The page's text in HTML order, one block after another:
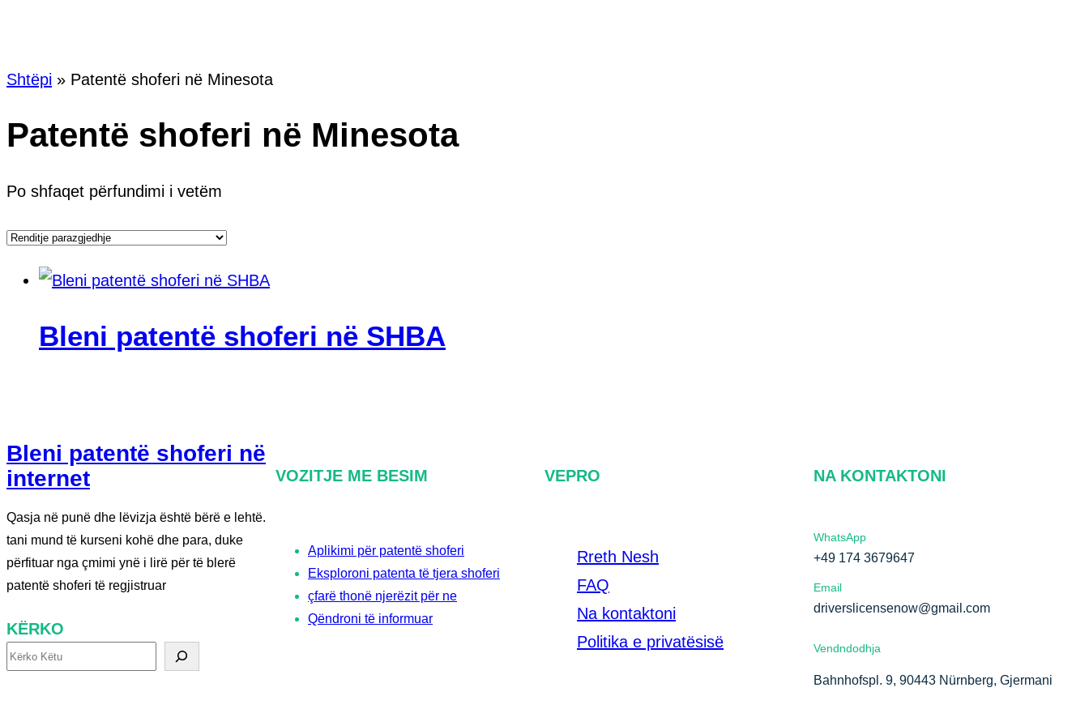
Shtëpi » Patentë shoferi në Minesota
Patentë shoferi në Minesota
Po shfaqet përfundimi i vetëm
Bleni patentë shoferi në SHBA
Bleni patentë shoferi në
internet
Qasja në punë dhe lëvizja është bërë e lehtë.
tani mund të kurseni kohë dhe para, duke
përfituar nga çmimi ynë i lirë për të blerë
patentë shoferi të regjistruar
KËRKO
K
VOZITJE ME BESIM
Aplikimi për patentë shoferi
Eksploroni patenta të tjera shoferi
çfarë thonë njerëzit për ne
Qëndroni të informuar
VEPRO
Rreth Nesh
FAQ
Na kontaktoni
Politika e privatësisë
NA KONTAKTONI
WhatsApp
+49 174 3679647
Email
driverslicensenow@gmail.com
Vendndodhja
Bahnhofspl. 9, 90443 Nürnberg, Gjermani